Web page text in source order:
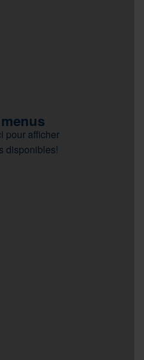
pour afficher
disponibles!